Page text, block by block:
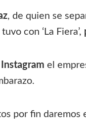
, de quien se
con ‘La Fiera’,
el
por fin